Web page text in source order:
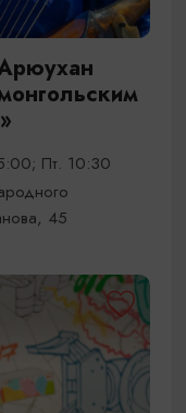
Пт. 10:30
45